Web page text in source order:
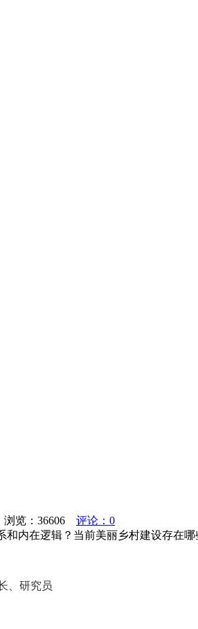
览： 36606
评论：0
内在逻辑？当前美丽乡村建设存在
、研究员